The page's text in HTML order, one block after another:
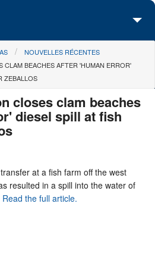
NOUVELLES RÉCENTES
CLAM BEACHES AFTER 'HUMAN ERROR'
ZEBALLOS
closes clam beaches
diesel spill at fish
at a fish farm off the west
resulted in a spill into the water of
Read the full article.